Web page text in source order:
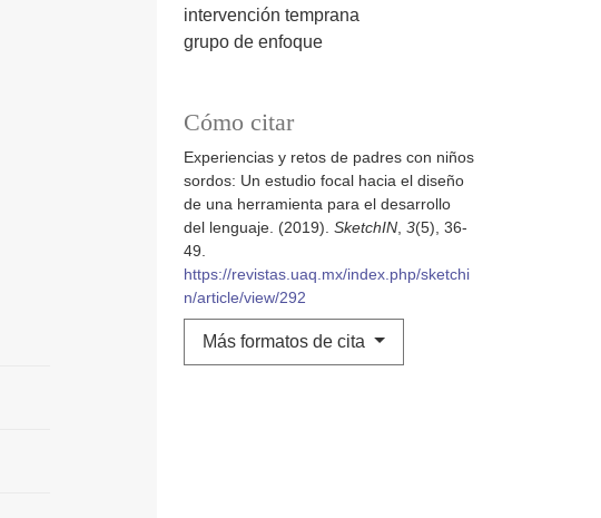
intervención temprana
grupo de enfoque
Cómo citar
Experiencias y retos de padres con niños
sordos: Un estudio focal hacia el diseño
de una herramienta para el desarrollo
del lenguaje. (2019). SketchIN 3(5), 36-
49.
https://revistas.uaq.mx/index.php/sketchi
n/article/view/292
Más formatos de cita